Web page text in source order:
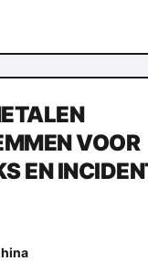
VOOR
EN